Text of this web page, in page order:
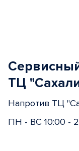
ТЦ
Напротив ТЦ
ПН - ВС 10:00 -